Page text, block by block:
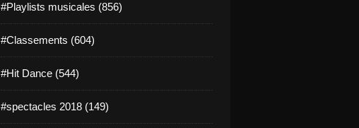
#Playlists musicales (856)
#Classements (604)
#Hit Dance (544)
#spectacles 2018 (149)